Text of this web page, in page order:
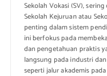
Sekolah Vokasi (SV),
Sekolah Kejuruan atau
penting dalam sistem
ini berfokus pada
dan pengetahuan praktis
langsung pada industri
seperti jalur akademis